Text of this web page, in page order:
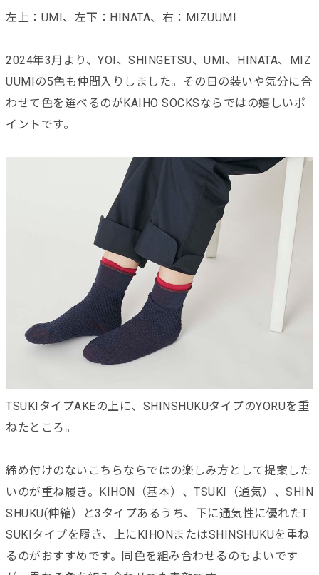
左上：UMI、左下：HINATA、右：MIZUUMI
2024年3月より、YOI、SHINGETSU、UMI、HINATA、MIZ
UUMIの5色も仲間入りしました。その日の装いや気分に合
わせて色を選べるのがKAIHO SOCKSならではの嬉しいポ
イントです。
TSUKIタイプAKEの上に、SHINSHUKUタイプのYORUを重
ねたところ。
締め付けのないこちらならではの楽しみ方として提案した
いのが重ね履き。KIHON（基本）、TSUKI（通気）、SHIN
SHUKU(伸縮）と3タイプあるうち、下に通気性に優れたT
SUKIタイプを履き、上にKIHONまたはSHINSHUKUを重ね
るのがおすすめです。同色を組み合わせるのもよいです